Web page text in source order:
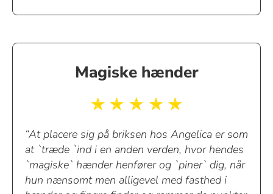
Magiske hænder
“At placere sig på briksen hos Angelica er som
at `træde `ind i en anden verden, hvor hendes
`magiske` hænder henfører og `piner` dig, når
hun nænsomt men alligevel med fasthed i